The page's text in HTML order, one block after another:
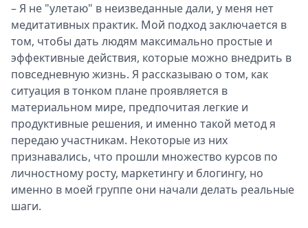
– Я не "улетаю" в неизведанные дали, у меня нет
медитативных практик. Мой подход заключается в
том, чтобы дать людям максимально простые и
эффективные действия, которые можно внедрить в
повседневную жизнь. Я рассказываю о том, как
ситуация в тонком плане проявляется в
материальном мире, предпочитая легкие и
продуктивные решения, и именно такой метод я
передаю участникам. Некоторые из них
признавались, что прошли множество курсов по
личностному росту, маркетингу и блогингу, но
именно в моей группе они начали делать реальные
шаги.